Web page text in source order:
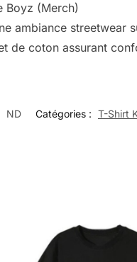
Boyz (Merch)
ambiance streetwear
de coton assurant
ND Catégories : T-Shirt